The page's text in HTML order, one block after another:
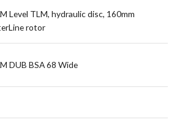
Level TLM, hydraulic disc, 160mm
rotor
DUB BSA 68 Wide